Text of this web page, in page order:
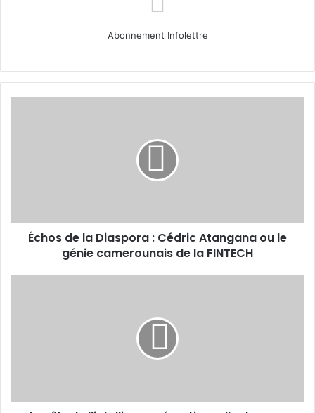
Abonnement Infolettre
le
génie
camerounais
Échos de la Diaspora : Cédric Atangana ou le
génie camerounais de la FINTECH
efficace